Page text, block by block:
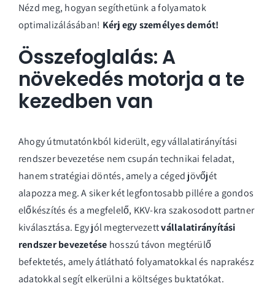
Nézd meg, hogyan segíthetünk a folyamatok
optimalizálásában! Kérj egy személyes demót!
Összefoglalás: A
növekedés motorja a te
kezedben van
Ahogy útmutatónkból kiderült, egy vállalatirányítási
rendszer bevezetése nem csupán technikai feladat,
hanem stratégiai döntés, amely a céged jövőjét
alapozza meg. A siker két legfontosabb pillére a gondos
előkészítés és a megfelelő, KKV-kra szakosodott partner
kiválasztása. Egy jól megtervezettvállalatirányítási
rendszer bevezetése hosszú távon megtérülő
befektetés, amely átlátható folyamatokkal és naprakész
adatokkal segít elkerülni a költséges buktatókat.